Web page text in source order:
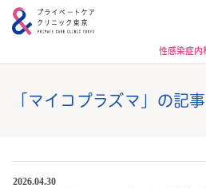
性感染症内
「マイコプラズマ」の記
2026.04.30